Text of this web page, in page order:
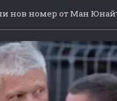
нов номер от Ман